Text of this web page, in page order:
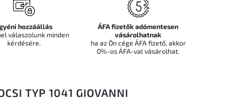
TYP 1041 GIOVANNI
hozzáállás
válaszolunk minden
kérdésére.
ÁFA fizetők adómentesen
vásárolhatnak
ha az Ön cége ÁFA fizető, akkor
0%-os ÁFA-val vásárolhat.